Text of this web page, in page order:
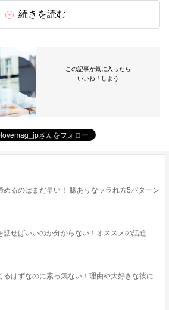
続きを読む
この記事が気に入ったら
いいね！しよう
めるのはまだ早い！ 脈ありなフラれ方5パターン
話せばいいのか分からない！オススメの話題
るはずなのに素っ気ない！理由や大好きな彼に